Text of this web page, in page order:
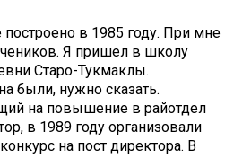
в 1985 году. При мне
Я пришел в школу
Старо-Тукмаклы.
были, нужно сказать.
на повышение в райотдел
в 1989 году организовали
на пост директора. В